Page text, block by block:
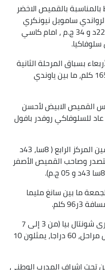
بالقميص الاخضر
سامويل نيونكري
الفائز بهذه المرحلة، بتوقيت 2سا 22د و 34 ج.م ، امام كاسي
بسباق المرحلة الثانية
لدورة الكاميرون على مسافة 2ر165 كلم، ما بين ياوندي
القميص الابيض لأحسن
عاد للسلوفاكي روفدر بافول
وفي الترتيب العام، يحتل حمزة ياسين المركز الرابع ( 8سا، 43د
وصاحب القميص الأصفر
ما بين سانغ مليما
كلم.
ويشارك في منافسات الجائزة الكبرى شونتال بيا (من 3 إلى 7
أكتوبر الجاري) المبرمجة في خمس مراحل، 60 دراجا، يمثلون 10
إشراف المدرب الوطني